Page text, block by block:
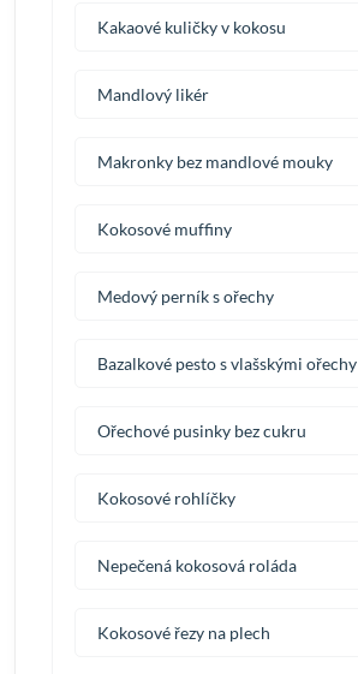
Kakaové kuličky v kokosu
Mandlový likér
Makronky bez mandlové mouky
Kokosové muffiny
Medový perník s ořechy
Bazalkové pesto s vlašskými ořechy
Ořechové pusinky bez cukru
Kokosové rohlíčky
Nepečená kokosová roláda
Kokosové řezy na plech